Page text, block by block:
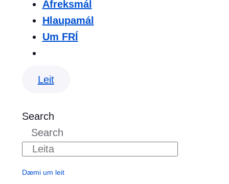
Afreksmál
Hlaupamál
Um FRÍ
Leit
Search
Search
Dæmi um leit